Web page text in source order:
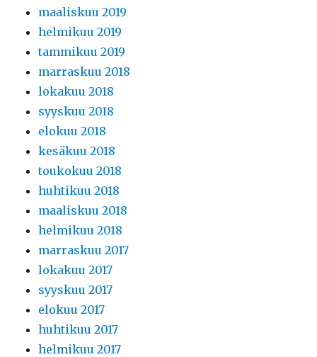
maaliskuu 2019
helmikuu 2019
tammikuu 2019
marraskuu 2018
lokakuu 2018
syyskuu 2018
elokuu 2018
kesäkuu 2018
toukokuu 2018
huhtikuu 2018
maaliskuu 2018
helmikuu 2018
marraskuu 2017
lokakuu 2017
syyskuu 2017
elokuu 2017
huhtikuu 2017
helmikuu 2017